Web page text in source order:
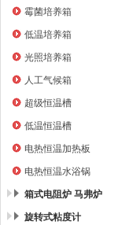
霉菌培养箱
低温培养箱
光照培养箱
人工气候箱
超级恒温槽
低温恒温槽
电热恒温加热板
电热恒温水浴锅
箱式电阻炉 马弗炉
旋转式粘度计